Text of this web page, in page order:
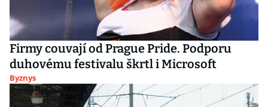
Firmy couvají od Prague Pride. Podporu
duhovému festivalu škrtl i Microsoft
Byznys